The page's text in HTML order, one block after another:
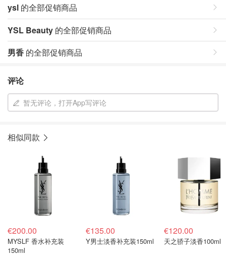
ysl 的全部促销商品
YSL Beauty 的全部促销商品
男香 的全部促销商品
评论
暂无评论，打开App写评论
相似同款
€200.00
MYSLF 香水补充装
150ml
€135.00
Y男士淡香补充装150ml
€120.00
天之骄子淡香100ml